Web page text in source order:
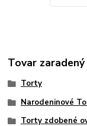
Tovar
Torty
Narodeninové
Torty zdobené